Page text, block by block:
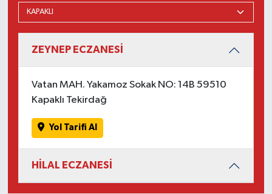
ZEYNEP ECZANESİ
Vatan MAH. Yakamoz Sokak NO: 14B 59510
Kapaklı Tekirdağ
Yol Tarifi Al
HİLAL ECZANESİ